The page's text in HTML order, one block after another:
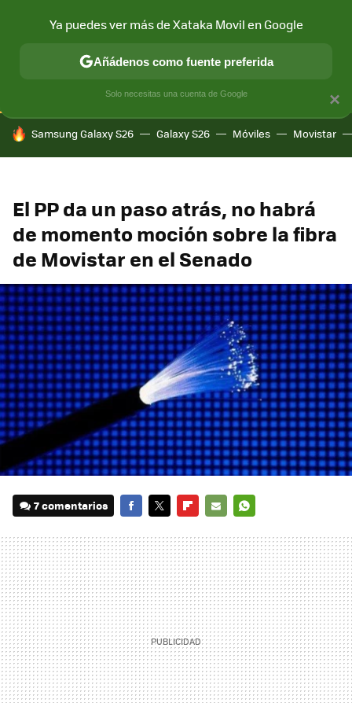
CONECTIVIDAD MÓVIL Y SOCIEDAD APLICACIONES
HOY SE HABLA DE
Samsung Galaxy S26 Galaxy S26 Móviles Movistar
El PP da un paso atrás, no habrá
de momento moción sobre la fibra
de Movistar en el Senado
7 comentarios
MAIL
×
Ya puedes ver más de Xataka Movil en Google
Añádenos como fuente preferida
Solo necesitas una cuenta de Google